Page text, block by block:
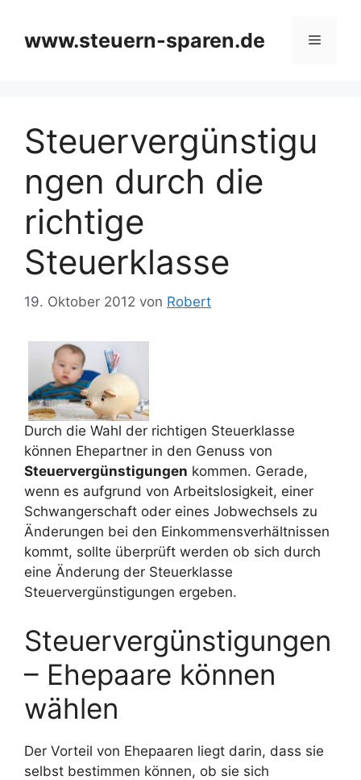
springen
www.steuern-sparen.de Menü
Steuervergünstigu
ngen durch die
richtige
Steuerklasse
19. Oktober 2012 von Robert
Durch die Wahl der richtigen Steuerklasse
können Ehepartner in den Genuss von
Steuervergünstigungen kommen. Gerade,
wenn es aufgrund von Arbeitslosigkeit, einer
Schwangerschaft oder eines Jobwechsels zu
Änderungen bei den Einkommensverhältnissen
kommt, sollte überprüft werden ob sich durch
eine Änderung der Steuerklasse
Steuervergünstigungen ergeben.
Steuervergünstigungen
– Ehepaare können
wählen
Der Vorteil von Ehepaaren liegt darin, dass sie
selbst bestimmen können, ob sie sich